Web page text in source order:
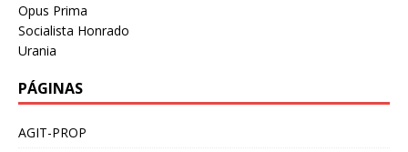
Opus Prima
Socialista Honrado
Urania
PÁGINAS
AGIT-PROP